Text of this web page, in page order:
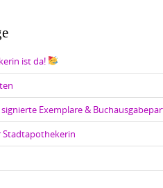
ist da!
Exemplare &
Stadtapothekerin